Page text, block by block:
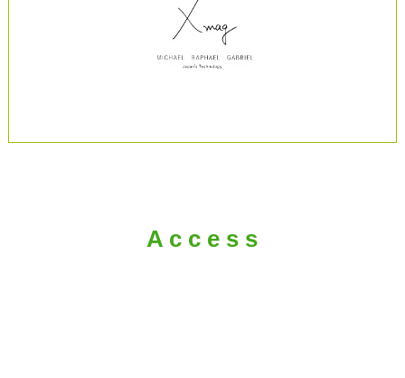
A c c e s s